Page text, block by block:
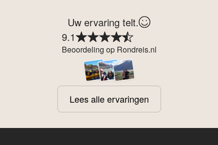
Uw ervaring telt.
9.1
Beoordeling op Rondreis.nl
Lees alle ervaringen